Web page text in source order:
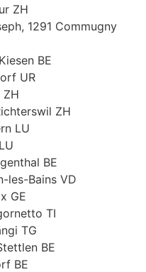
ZH
1291 Commugny
BE
UR
ZH
LU
BE
les-Bains VD
GE
TI
TG
BE
BE